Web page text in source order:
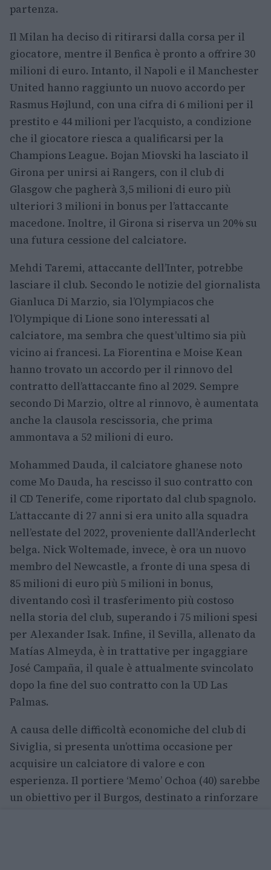
partenza.
Il Milan ha deciso di ritirarsi dalla corsa per il
giocatore, mentre il Benfica è pronto a offrire 30
milioni di euro. Intanto, il Napoli e il Manchester
United hanno raggiunto un nuovo accordo per
Rasmus Højlund, con una cifra di 6 milioni per il
prestito e 44 milioni per l’acquisto, a condizione
che il giocatore riesca a qualificarsi per la
Champions League. Bojan Miovski ha lasciato il
Girona per unirsi ai Rangers, con il club di
Glasgow che pagherà 3,5 milioni di euro più
ulteriori 3 milioni in bonus per l’attaccante
macedone. Inoltre, il Girona si riserva un 20% su
una futura cessione del calciatore.
Mehdi Taremi, attaccante dell’Inter, potrebbe
lasciare il club. Secondo le notizie del giornalista
Gianluca Di Marzio, sia l’Olympiacos che
l’Olympique di Lione sono interessati al
calciatore, ma sembra che quest’ultimo sia più
vicino ai francesi. La Fiorentina e Moise Kean
hanno trovato un accordo per il rinnovo del
contratto dell’attaccante fino al 2029. Sempre
secondo Di Marzio, oltre al rinnovo, è aumentata
anche la clausola rescissoria, che prima
ammontava a 52 milioni di euro.
Mohammed Dauda, il calciatore ghanese noto
come Mo Dauda, ha rescisso il suo contratto con
il CD Tenerife, come riportato dal club spagnolo.
L’attaccante di 27 anni si era unito alla squadra
nell’estate del 2022, proveniente dall’Anderlecht
belga. Nick Woltemade, invece, è ora un nuovo
membro del Newcastle, a fronte di una spesa di
85 milioni di euro più 5 milioni in bonus,
diventando così il trasferimento più costoso
nella storia del club, superando i 75 milioni spesi
per Alexander Isak. Infine, il Sevilla, allenato da
Matías Almeyda, è in trattative per ingaggiare
José Campaña, il quale è attualmente svincolato
dopo la fine del suo contratto con la UD Las
Palmas.
A causa delle difficoltà economiche del club di
Siviglia, si presenta un’ottima occasione per
acquisire un calciatore di valore e con
esperienza. Il portiere ‘Memo’ Ochoa (40) sarebbe
un obiettivo per il Burgos, destinato a rinforzare